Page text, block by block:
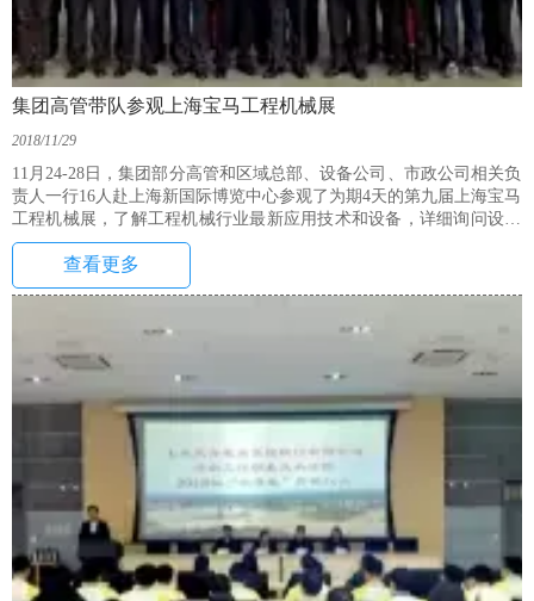
集团高管带队参观上海宝马工程机械展
2018/11/29
11月24-28日，集团部分高管和区域总部、设备公司、市政公司相关负
责人一行16人赴上海新国际博览中心参观了为期4天的第九届上海宝马
工程机械展，了解工程机械行业最新应用技术和设备，详细询问设备
产品的结构性能、研发理念和市场优势，为集团在建筑施工、市政领
域的发展和设备机械更新换代准确定位。
查看更多